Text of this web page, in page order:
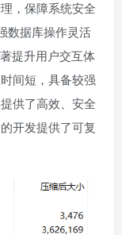
，保障系统安全
数据库操作灵活
提升用户交互体
间短，具备较强
供了高效、安全
的开发提供了可复